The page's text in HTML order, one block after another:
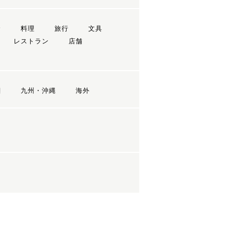
料理 旅行
文具
レストラン
店舗
九州・沖縄 海外